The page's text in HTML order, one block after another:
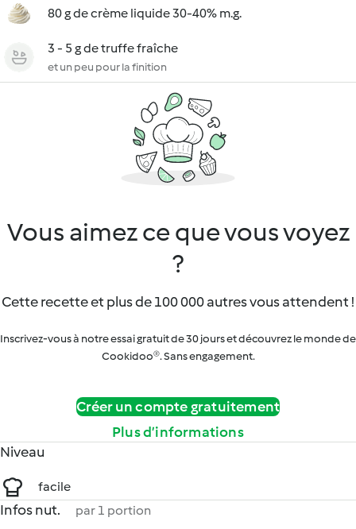
80 g de crème liquide 30-40% m.g.
3 - 5 g de truffe fraîche
et un peu pour la finition
Vous aimez ce que vous voyez
?
Cette recette et plus de 100 000 autres vous attendent !
Inscrivez-vous à notre essai gratuit de 30 jours et découvrez le monde de
Cookidoo®. Sans engagement.
Créer un compte gratuitement
Plus d’informations
Niveau
facile
Infos nut. par 1 portion